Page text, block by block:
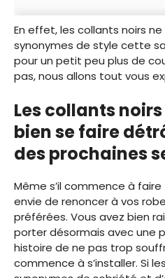
En effet, les collants noirs
synonymes de style cette
pour un petit peu plus de
pas, nous allons tout vous
Les collants
bien se faire
des prochaines
Même s’il commence à faire
envie de renoncer à vos
préférées. Vous avez bien
porter désormais avec une
histoire de ne pas trop
commence à s’installer. Si